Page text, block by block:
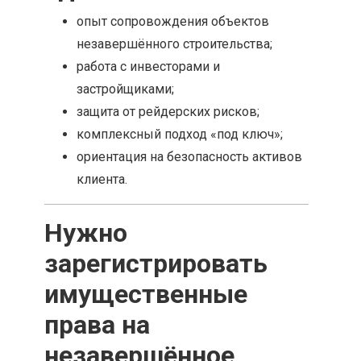
опыт сопровождения объектов
незавершённого строительства;
работа с инвесторами и
застройщиками;
защита от рейдерских рисков;
комплексный подход «под ключ»;
ориентация на безопасность активов
клиента.
Нужно
зарегистрировать
имущественные
права на